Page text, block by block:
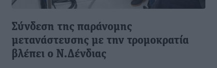
Σύνδεση της παράνομης
μετανάστευσης με την τρομοκρατία
βλέπει ο Ν.Δένδιας